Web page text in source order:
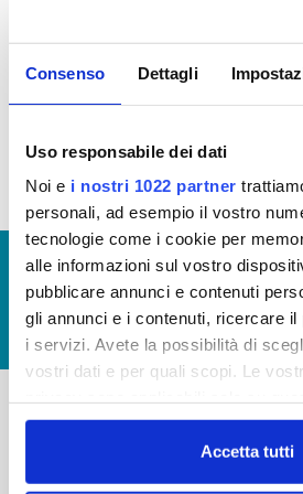
Consenso Dettagli
Uso responsabile dei dati
Noi e i nostri 1022 partner
personali, ad esempio il vostro
tecnologie come i cookie per
alle informazioni sul vostro
pubblicare annunci e contenuti
gli annunci e i contenuti, ricercare il
i servizi. Avete la possibilità di
vostri dati e per quali scopi. Le
in cui avete effettuato le vostre
modificare o revocare il proprio
momento dalla Dichiarazione sui
Accetta tutti
OPERE
In questa sezione puoi trovare
interventi di Publiacqua 2020 -
© Copyright 2017 - 2026
Publiacqua S.p.A
-
FAQ